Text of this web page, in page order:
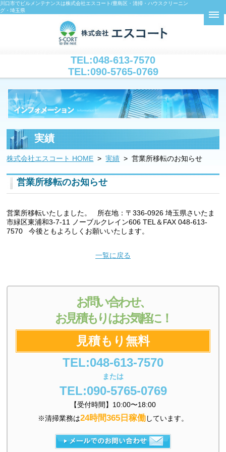
川口市でビルメンテナンスは株式会社エスコート/豊島区・清掃・ハウスクリーニン
グ・埼玉県
TEL:048-613-7570
TEL:090-5765-0769
実績
株式会社エスコート HOME >実績 > 営業所移転のお知らせ
営業所移転のお知らせ
営業所移転いたしました。 所在地：〒336-0926 埼玉県さいたま
市緑区東浦和3-7-11 ノーブルクレイン606 TEL＆FAX 048-613-
7570 今後ともよろしくお願いいたします。
一覧に戻る
お問い合わせ、
お見積もりはお気軽に！
見積もり無料
TEL:048-613-7570
または
TEL:090-5765-0769
【受付時間】10:00〜18:00
※清掃業務は24時間365日稼働しています。